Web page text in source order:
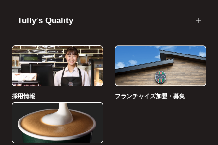
Tullyʼs Quality
採用情報 フランチャイズ加盟・募集